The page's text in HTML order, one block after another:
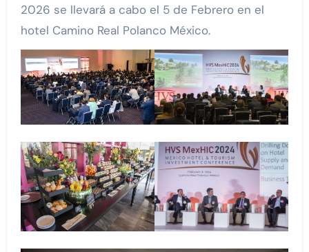
2026 se llevará a cabo el 5 de Febrero en el
hotel Camino Real Polanco México.